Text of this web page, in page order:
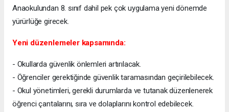
Anaokulundan 8. sınıf dahil pek çok uygulama yeni dönemde
yürürlüğe girecek.
Yeni düzenlemeler kapsamında:
- Okullarda güvenlik önlemleri artırılacak.
- Öğrenciler gerektiğinde güvenlik taramasından geçirilebilecek.
- Okul yönetimleri, gerekli durumlarda ve tutanak düzenlenerek
öğrenci çantalarını, sıra ve dolaplarını kontrol edebilecek.